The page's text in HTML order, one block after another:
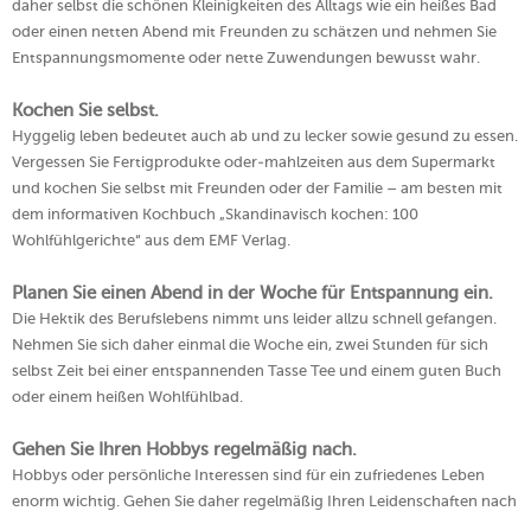
daher selbst die schönen Kleinigkeiten des Alltags wie ein heißes Bad
oder einen netten Abend mit Freunden zu schätzen und nehmen Sie
Entspannungsmomente oder nette Zuwendungen bewusst wahr.
Kochen Sie selbst.
Hyggelig leben bedeutet auch ab und zu lecker sowie gesund zu essen.
Vergessen Sie Fertigprodukte oder-mahlzeiten aus dem Supermarkt
und kochen Sie selbst mit Freunden oder der Familie – am besten mit
dem informativen Kochbuch „Skandinavisch kochen: 100
Wohlfühlgerichte“ aus dem EMF Verlag.
Planen Sie einen Abend in der Woche für Entspannung ein.
Die Hektik des Berufslebens nimmt uns leider allzu schnell gefangen.
Nehmen Sie sich daher einmal die Woche ein, zwei Stunden für sich
selbst Zeit bei einer entspannenden Tasse Tee und einem guten Buch
oder einem heißen Wohlfühlbad.
Gehen Sie Ihren Hobbys regelmäßig nach.
Hobbys oder persönliche Interessen sind für ein zufriedenes Leben
enorm wichtig. Gehen Sie daher regelmäßig Ihren Leidenschaften nach